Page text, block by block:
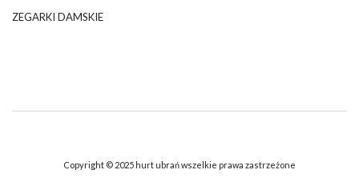
ZEGARKI DAMSKIE
Copyright © 2025 hurt ubrań wszelkie prawa zastrzeżone